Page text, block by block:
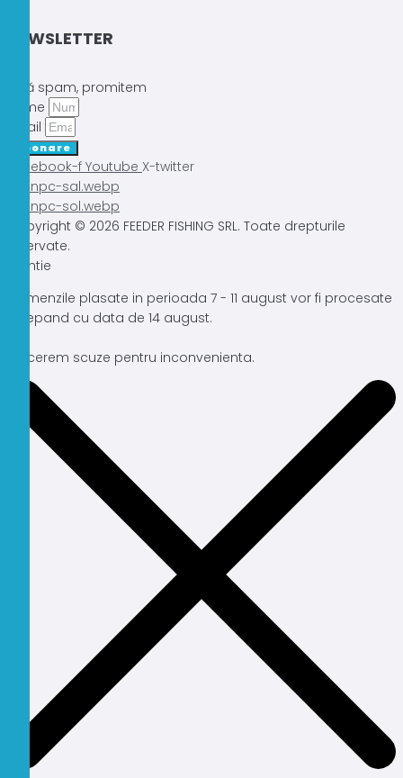
NEWSLETTER
Fără spam, promitem
Nume
Email
Abonare
Facebook-f Youtube X-twitter
Copyright © 2026 FEEDER FISHING SRL. Toate drepturile
rezervate.
Atentie
Comenzile plasate in perioada 7 - 11 august vor fi procesate
incepand cu data de 14 august.
Ne cerem scuze pentru inconvenienta.